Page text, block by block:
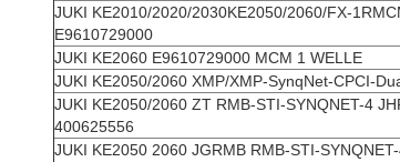
JUKI KE2010/2020/2030KE2050/2060/FX-
E9610729000
JUKI KE2060 E9610729000 MCM 1 WELLE
JUKI KE2050/2060 XMP/XMP-SynqNet-CPCI-
JUKI KE2050/2060 ZT RMB-STI-SYNQNET-4
400625556
JUKI KE2050 2060 JGRMB RMB-STI-